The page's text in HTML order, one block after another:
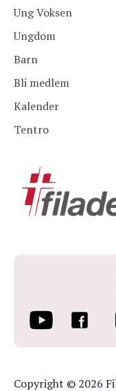
Ung Voksen
Ungdom
Barn
Bli medlem
Kalender
Tentro
Copyright © 2026